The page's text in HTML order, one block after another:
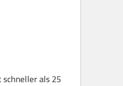
als 25